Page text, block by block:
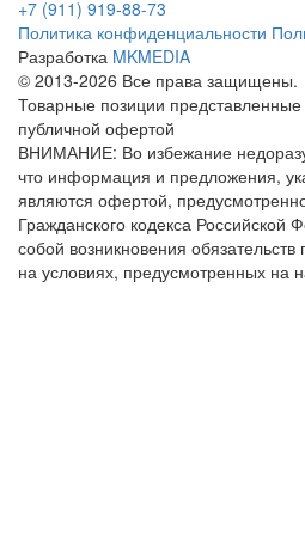
+7 (911) 919-88-73
Политика конфиденциальности
Разработка MKMEDIA
© 2013-2026 Все права защищены.
Товарные позиции представленные
публичной офертой
ВНИМАНИЕ: Во избежание
что информация и предложения,
являются офертой,
Гражданского кодекса Российской
собой возникновения
на условиях, предусмотренных на